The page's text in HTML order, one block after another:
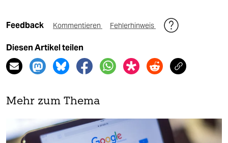
Feedback Kommentieren Fehlerhinweis
Diesen Artikel teilen
Mehr zum Thema